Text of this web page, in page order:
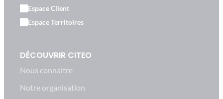
Espace Client
Espace Territoires
DÉCOUVRIR CITEO
Nous connaitre
Notre organisation